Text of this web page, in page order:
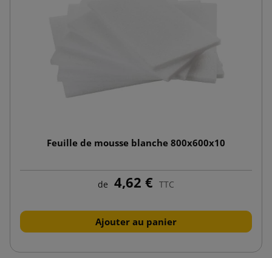
Feuille de mousse blanche 800x600x10
de 4,62 € TTC
Ajouter au panier